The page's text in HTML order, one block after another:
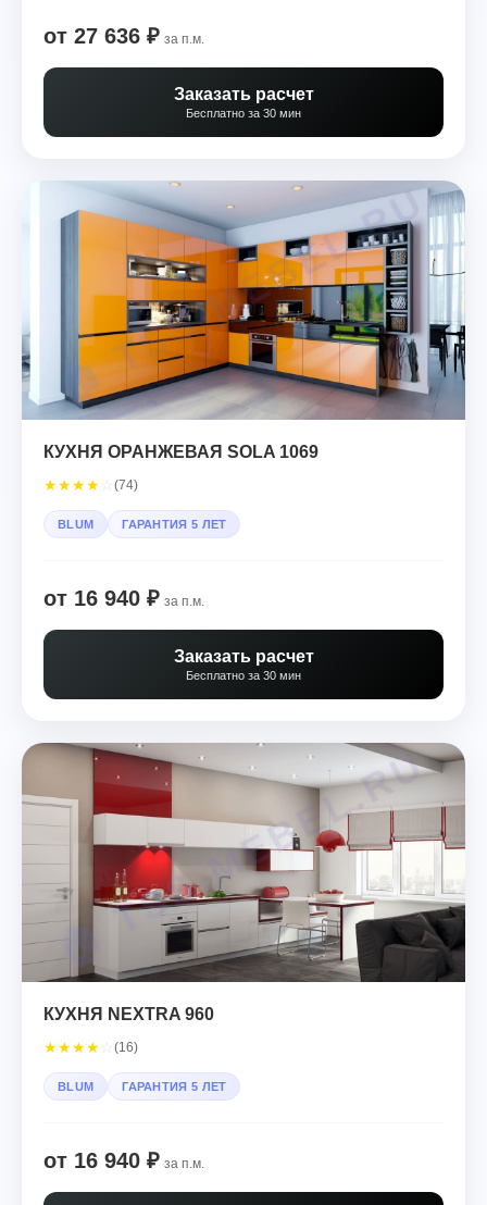
от 27 636 ₽ за п.м.
Заказать расчет
Бесплатно за 30 мин
КУХНЯ ОРАНЖЕВАЯ SOLA 1069
★★★★ (74)
BLUM ГАРАНТИЯ 5 ЛЕТ
от 16 940 ₽ за п.м.
Заказать расчет
Бесплатно за 30 мин
КУХНЯ NEXTRA 960
★★★★ (16)
BLUM ГАРАНТИЯ 5 ЛЕТ
от 16 940 ₽ за п.м.